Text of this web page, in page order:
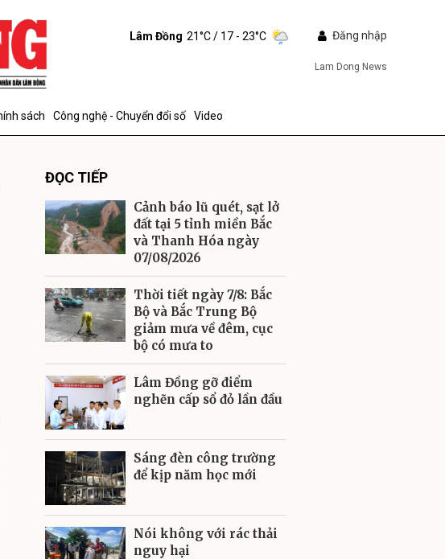
Lâm Đồng 21°C/ 17 - 23°C Đăng nhập
Lam Dong News
sách Công nghệ - Chuyển đổi số Video
ĐỌC TIẾP
Cảnh báo lũ quét, sạt lở
đất tại 5 tỉnh miền Bắc
và Thanh Hóa ngày
07/08/2026
Thời tiết ngày 7/8: Bắc
Bộ và Bắc Trung Bộ
giảm mưa về đêm, cục
bộ có mưa to
Lâm Đồng gỡ điểm
nghẽn cấp sổ đỏ lần đầu
Sáng đèn công trường
để kịp năm học mới
Nói không với rác thải
nguy hại